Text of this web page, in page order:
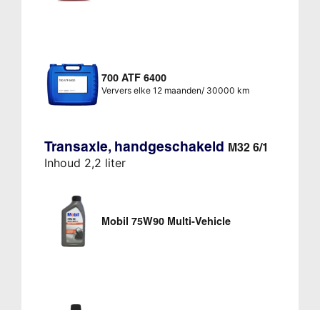
700 ATF 6400
Ververs elke 12 maanden/ 30000 km
Transaxle, handgeschakeld M32 6/1
Inhoud 2,2 liter
Mobil 75W90 Multi-Vehicle